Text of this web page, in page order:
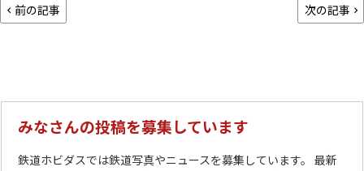
前の記事 次の記事
みなさんの投稿を募集しています
鉄道ホビダスでは鉄道写真やニュースを募集しています。 最新